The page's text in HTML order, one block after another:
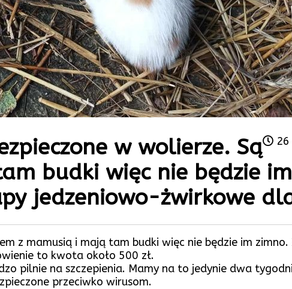
w wolierze. Są
budki więc nie będzie
jedzeniowo-żwirkowe
z mamusią i mają tam budki więc nie będzie im
to kwota około 500 zł.
pilnie na szczepienia. Mamy na to jedynie dwa
przeciwko wirusom.